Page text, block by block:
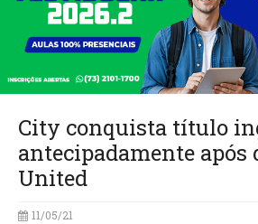
City conquista título
antecipadamente após
United
11/05/21